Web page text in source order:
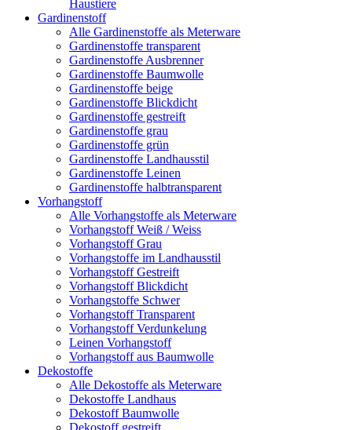
Haustiere
Gardinenstoff
Alle Gardinenstoffe als Meterware
Gardinenstoffe transparent
Gardinenstoffe Ausbrenner
Gardinenstoffe Baumwolle
Gardinenstoffe beige
Gardinenstoffe Blickdicht
Gardinenstoffe gestreift
Gardinenstoffe grau
Gardinenstoffe grün
Gardinenstoffe Landhausstil
Gardinenstoffe Leinen
Gardinenstoffe halbtransparent
Vorhangstoff
Alle Vorhangstoffe als Meterware
Vorhangstoff Weiß / Weiss
Vorhangstoff Grau
Vorhangstoffe im Landhausstil
Vorhangstoff Gestreift
Vorhangstoff Blickdicht
Vorhangstoffe Schwer
Vorhangstoff Transparent
Vorhangstoff Verdunkelung
Leinen Vorhangstoff
Vorhangstoff aus Baumwolle
Dekostoffe
Alle Dekostoffe als Meterware
Dekostoffe Landhaus
Dekostoff Baumwolle
Dekostoff gestreift